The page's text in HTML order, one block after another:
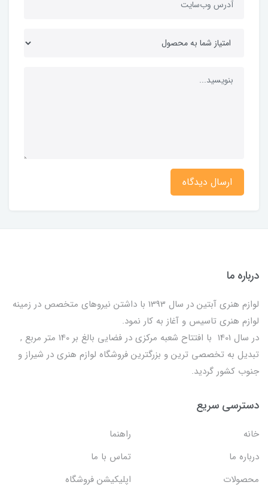
ارسال دیدگاه
درباره ما
لوازم هنری آبتین در سال 1393 با داشتن نیروهای متخصص در زمینه
لوازم هنری تاسیس و آغاز به کار نمود.
در سال 1401 با افتتاح شعبه مرکزی در فضایی بالغ بر 140 متر مربع ,
تبدیل به تخصصی ترین و بزرگترین فروشگاه لوازم هنری در شیراز و
جنوب کشور گردید.
دسترسی سریع
خانه
راهنما
درباره ما
تماس با ما
محصولات
اپلیکیشن فروشگاه